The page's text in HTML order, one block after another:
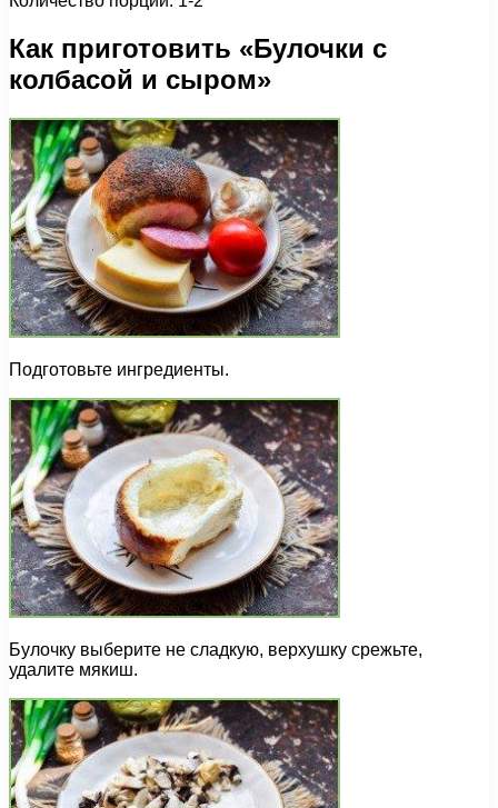
Как приготовить «Булочки с
колбасой и сыром»
Подготовьте ингредиенты.
Булочку выберите не сладкую, верхушку срежьте,
удалите мякиш.